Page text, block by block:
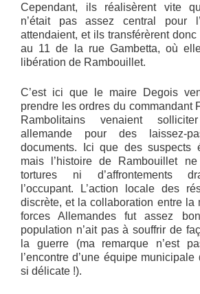
Cependant, ils réalisèrent vite
n’était pas assez central pour
attendaient, et ils transférèrent
au 11 de la rue Gambetta, où
libération de Rambouillet.
C’est ici que le maire Degois
prendre les ordres du commandant
Rambolitains venaient solliciter
allemande pour des laissez-
documents. Ici que des suspects
mais l’histoire de Rambouillet
tortures ni d’affrontements
l’occupant. L’action locale des
discrète, et la collaboration entre la
forces Allemandes fut assez
population n’ait pas à souffrir de
la guerre (ma remarque n’est
l’encontre d’une équipe
si délicate !).